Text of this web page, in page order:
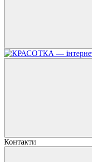
Контакти